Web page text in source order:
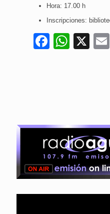
Hora: 17.00 h
Inscripciones:
X